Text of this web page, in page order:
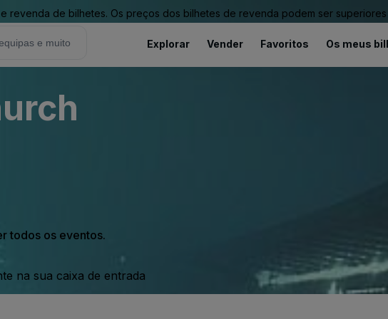
revenda de bilhetes. Os preços dos bilhetes de revenda podem ser
Explorar Vender Favoritos Os meus
todos os eventos.
na sua caixa de entrada